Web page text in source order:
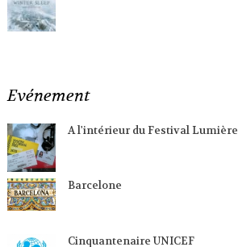
Evénement
A l'intérieur du Festival Lumière
Barcelone
Cinquantenaire UNICEF